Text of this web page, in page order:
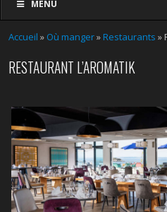
MENU
Accueil » Où manger»Restaurants »
RESTAURANT L’AROMATIK